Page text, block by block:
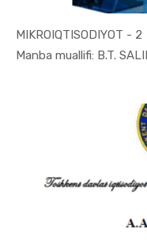
MIKROIQTISODIYOT - 2
Manba muallifi: B.T.